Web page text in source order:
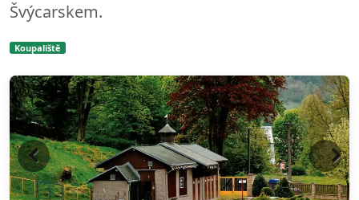
Švýcarskem.
Koupaliště
Previous Next